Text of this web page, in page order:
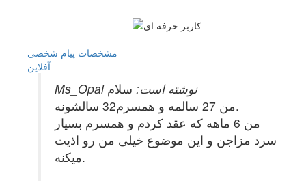
مشخصات پیام شخصی
آفلاين
Ms_Opal نوشته است: سلام
من 27 سالمه و همسرم32 سالشونه.
من 6 ماهه که عقد کردم و همسرم بسیار
سرد مزاجن و این موضوع خیلی من رو اذیت
میکنه.